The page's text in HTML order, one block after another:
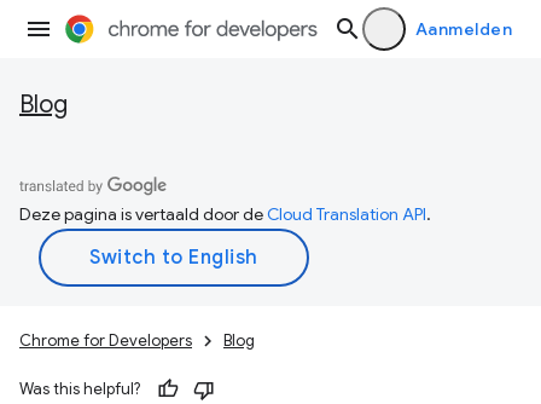
Aanmelden
Blog
Deze pagina is vertaald door deCloud Translation API.
Chrome for Developers Blog
Was this helpful?